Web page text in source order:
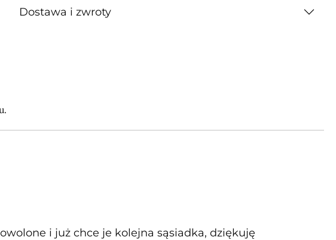
Dostawa i zwroty
i już chce je kolejna sąsiadka, dziękuję